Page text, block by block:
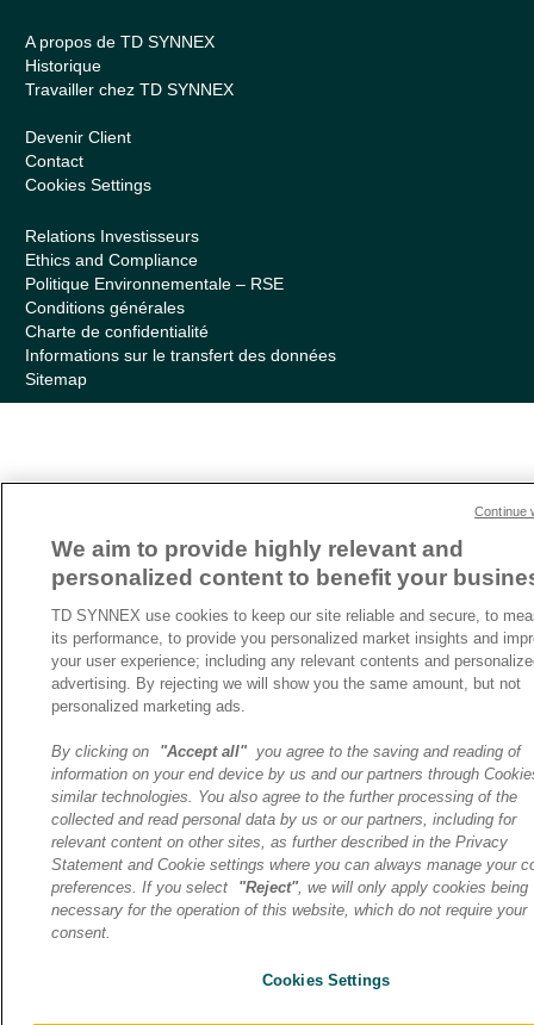
A propos de TD SYNNEX
Historique
Travailler chez TD SYNNEX
Devenir Client
Contact
Cookies Settings
Relations Investisseurs
Ethics and Compliance
Politique Environnementale – RSE
Conditions générales
Charte de confidentialité
Informations sur le transfert des données
Sitemap
We aim to provide highly relevant and
personalized content to benefit your
TD SYNNEX use cookies to keep our site reliable and secure, to
its performance, to provide you personalized market insights and
your user experience; including any relevant contents and
advertising. By rejecting we will show you the same amount, but not
personalized marketing ads.
By clicking on "Accept all"you agree to the saving and reading of
information on your end device by us and our partners through
similar technologies. You also agree to the further processing of the
collected and read personal data by us or our partners, including for
relevant content on other sites, as further described in the Privacy
Statement and Cookie settings where you can always manage your
preferences. If you select
"Reject", we will only apply cookies being
necessary for the operation of this website, which do not require your
consent.
Cookies Settings
Continue